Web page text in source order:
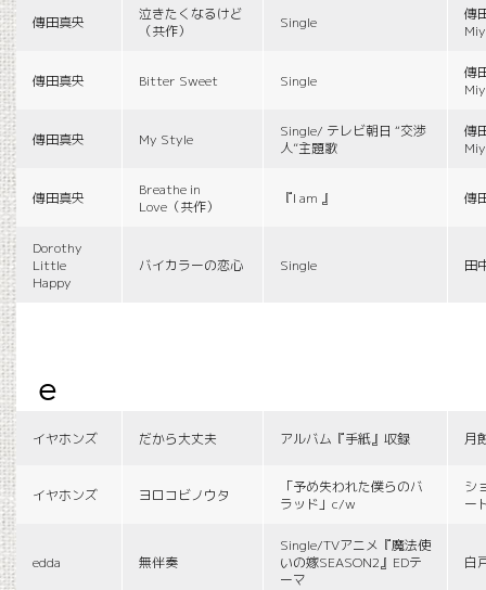
傳田真央
泣きたくなるけど
（共作）
Single
傳
傳田真央 Bitter Sweet Single
傳
傳田真央 My Style
Single/ テレビ朝日 “交渉
人”主題歌
傳
傳田真央
Breathe in
Love（共作）
『I am 』 傳
Dorothy
Little
Happy
バイカラーの恋心 Single 田
e
イヤホンズ だから大丈夫 アルバム『手紙』収録 月
イヤホンズ ヨロコビノウタ
「予め失われた僕らのバ
ラッド」c/w
シ
ー
edda 無伴奏
Single/TVアニメ『魔法使
いの嫁SEASON2』EDテ
ーマ
白